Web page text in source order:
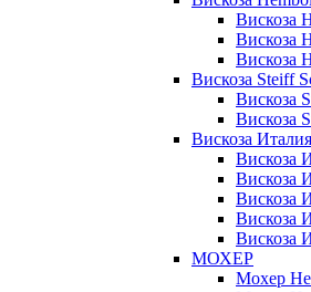
Вискоза
Вискоза
Вискоза
Вискоза Steiff
Вискоза
Вискоза
Вискоза Италия
Вискоза
Вискоза
Вискоза
Вискоза
Вискоза
МОХЕР
Мохер